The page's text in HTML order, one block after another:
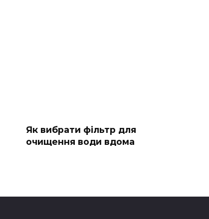
Як вибрати фільтр для
очищення води вдома